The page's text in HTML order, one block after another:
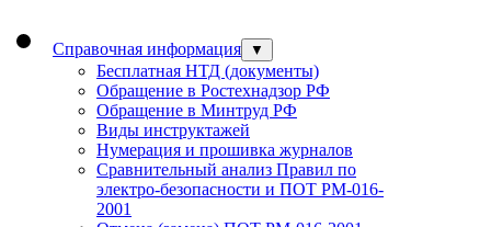
Справочная информация ▼
Бесплатная НТД (документы)
Обращение в Ростехнадзор РФ
Обращение в Минтруд РФ
Виды инструктажей
Нумерация и прошивка журналов
Сравнительный анализ Правил по
электро-безопасности и ПОТ РМ-016-
2001